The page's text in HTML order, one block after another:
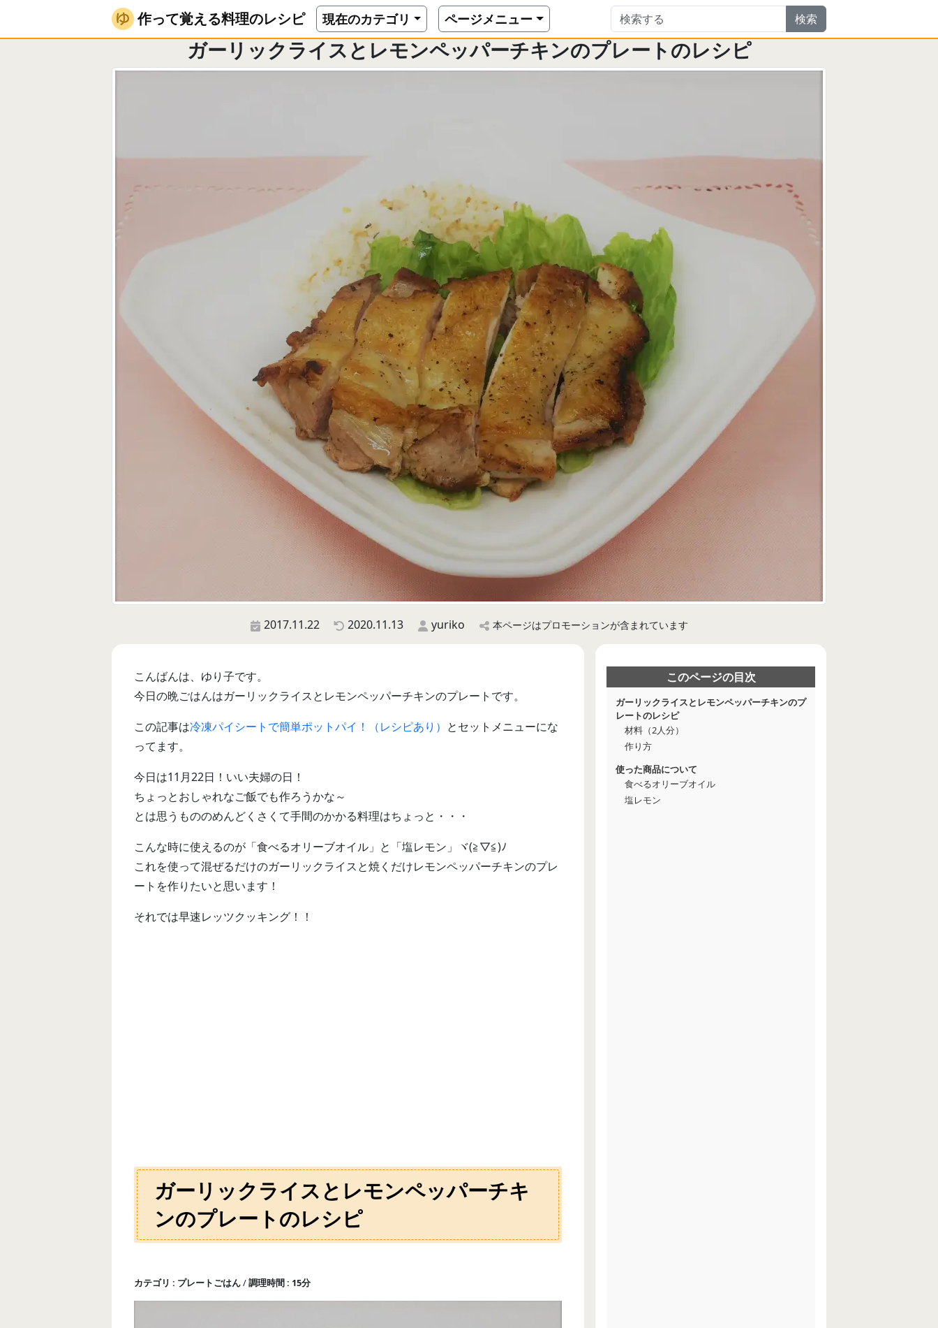
作って覚える料理のレシピ 現在のカテゴリ ページメニュー 検索
作って覚える料理のレシピ チキン・鶏肉料理 ガーリックライスとレモンペッパーチキンのプレートのレシピ
ガーリックライスとレモンペッパーチキンのプレートのレシピ
2017.11.22 2020.11.13 yuriko 本ページはプロモーションが含まれています
このページの目次
ガーリックライスとレモンペッパーチキンのプ
レートのレシピ
材料（2人分）
作り方
使った商品について
食べるオリーブオイル
塩レモン
こんばんは、ゆり子です。
今日の晩ごはんはガーリックライスとレモンペッパーチキンのプレートです。
この記事は冷凍パイシートで簡単ポットパイ！（レシピあり） とセットメニューにな
ってます。
今日は11月22日！いい夫婦の日！
ちょっとおしゃれなご飯でも作ろうかな～
とは思うもののめんどくさくて手間のかかる料理はちょっと・・・
こんな時に使えるのが「食べるオリーブオイル」と「塩レモン」ヾ(≧▽≦)ﾉ
これを使って混ぜるだけのガーリックライスと焼くだけレモンペッパーチキンのプレ
ートを作りたいと思います！
それでは早速レッツクッキング！！
ガーリックライスとレモンペッパーチキ
ンのプレートのレシピ
カテゴリ プレートごはん 調理時間 15分